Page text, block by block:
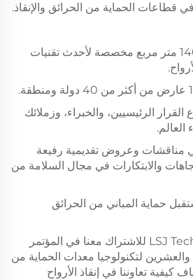
الحماية من الحرائق والإنقاذ.
مساحة المعرض: 140,000 متر مربع مخصصة لأحدث تقنيات
الرئيسيين، والخبراء، وزملائك
العالم.
مناقشات وعروض تقديمية رفيعة
والابتكارات في مجال السلامة من
حماية المباني من الحرائق
تدعوكم شركة LSJ Technology للاشتراك معنا في المؤتمر
لتكنولوجيا معدات الحماية من
كيفية تعاوننا في إنقاذ الأرواح